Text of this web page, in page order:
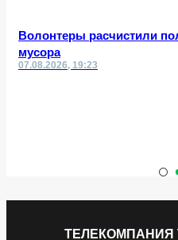
Волонтеры расчистили
мусора
07.08.2026, 19:23
ТЕЛЕКОМПАНИЯ